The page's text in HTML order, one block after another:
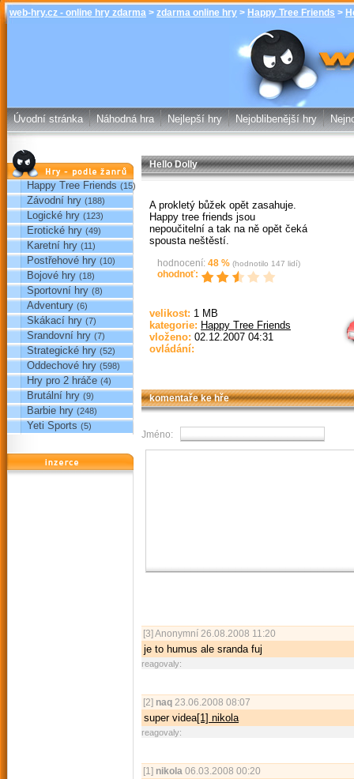
web-hry.cz - online hry zdarma > zdarma online hry > Happy Tree Friends >
Hello Dolly
zdarma
Úvodní stránka Náhodná hra Nejlepší hry Nejoblibenější hry
Hry podle žánrů
Happy Tree Friends (15)
Závodní hry (188)
Logické hry (123)
Erotické hry (49)
Karetní hry (11)
Postřehové hry (10)
Bojové hry (18)
Sportovní hry (8)
Adventury (6)
Skákací hry (7)
Srandovní hry (7)
Strategické hry (52)
Oddechové hry (598)
Hry pro 2 hráče (4)
Brutální hry (9)
Barbie hry (248)
Yeti Sports (5)
reklama
Hello Dolly
A prokletý bůžek opět zasahuje.
Happy tree friends jsou
nepoučitelní a tak na ně opět čeká
spousta neštěstí.
hodnocení: 48 % (hodnotilo 147 lidí)
ohodnoť:
velikost: 1 MB
kategorie: Happy Tree Friends
vloženo: 02.12.2007 04:31
ovládání:
komentaře ke hře
Jméno:
[3] Anonymní 26.08.2008 11:20
je to humus ale sranda fuj
reagovaly:
[2] naq 23.06.2008 08:07
super videa[1] nikola
reagovaly:
[1] nikola 06.03.2008 00:20